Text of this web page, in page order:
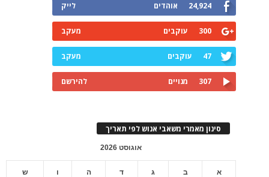
24,924 אוהדים לייק
300 עוקבים מעקב
47 עוקבים מעקב
307 מנויים להירשם
סינון מאמרי משאבי אנוש לפי תאריך
אוגוסט 2026
א ב ג ד ה ו ש